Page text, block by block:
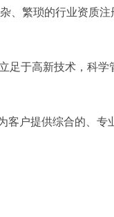
、繁琐的行业资质
足于高新技术，科
户提供综合的、